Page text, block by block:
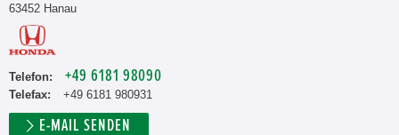
63452 Hanau
Telefon: +49 6181 98090
Telefax: +49 6181 980931
E-MAIL SENDEN